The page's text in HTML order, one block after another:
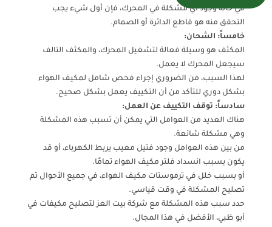
في حالة وجود أي مشكلة في المحرك، فإن أول شيء يجب
التحقق منه هو قاطع الدائرة أو الصمام.
خامساً: الشحان:
المكثف هو وسيلة فعالة لتشغيل المحرك، والمكثف التالف
سيجعل المحرك لا يعمل.
لهذا السبب، من الضروري إجراء فحص شامل لمكيف الهواء
بشكل دوري للتأكد من أن التكييف يعمل بشكل صحيح.
سادساً: توقف التكييف عن العمل:
هناك العديد من العوامل التي يمكن أن تسبب هذه المشكلة
وهي مشكلة شائعة.
من بين هذه العوامل وجود فتيل معيب يربط الكهرباء، أو قد
يكون بسبب انسداد فلتر مكيف الهواء تمامًا.
أو بسبب خلل في ترموستات مكيف الهواء، في جميع الأحوال تم
تصليح المشكلة في وقت قياسي.
حدد سبب هذه المشكلة مع شركة بيت العز لتصليح مكيفات في
أبو ظبي، الأفضل في هذا المجال.